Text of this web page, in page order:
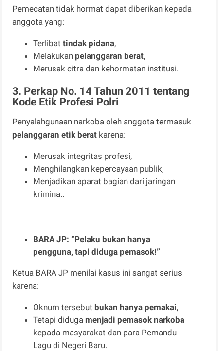
Pemecatan tidak hormat dapat diberikan kepada
anggota yang:
Terlibat tindak pidana,
Melakukan pelanggaran berat,
Merusak citra dan kehormatan institusi.
3. Perkap No. 14 Tahun 2011 tentang
Kode Etik Profesi Polri
Penyalahgunaan narkoba oleh anggota termasuk
pelanggaran etik berat karena:
Merusak integritas profesi,
Menghilangkan kepercayaan publik,
Menjadikan aparat bagian dari jaringan
krimina..
BARA JP: “Pelaku bukan hanya
pengguna, tapi diduga pemasok!”
Ketua BARA JP menilai kasus ini sangat serius
karena:
Oknum tersebut bukan hanya pemakai,
Tetapi diduga menjadi pemasok narkoba
kepada masyarakat dan para Pemandu
Lagu di Negeri Baru.